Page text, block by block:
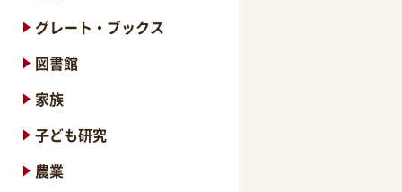
グレート・ブックス
図書館
家族
子ども研究
農業